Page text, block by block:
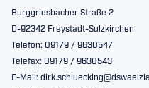
Burggriesbacher Straße 2
D-92342 Freystadt-Sulzkirchen
Telefon: 09179 / 9630547
Telefax: 09179 / 9630543
E-Mail: